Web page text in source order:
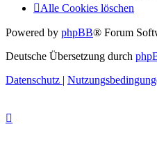
Alle Cookies löschen
Powered by phpBB® Forum
Deutsche Übersetzung durch
Datenschutz |